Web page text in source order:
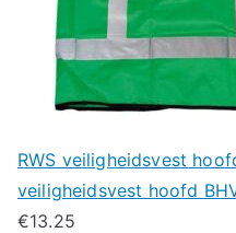
RWS veiligheidsvest
veiligheidsvest hoofd
€13.25